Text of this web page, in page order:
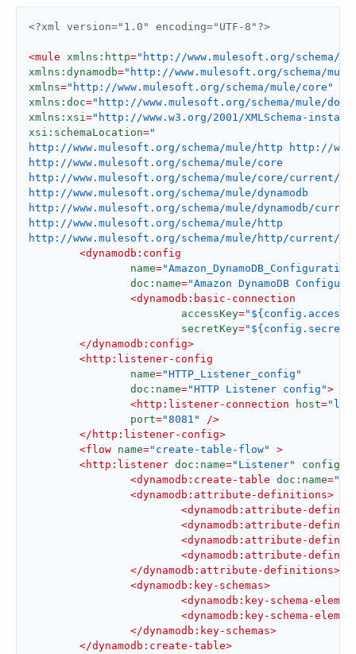
<?xml version="1.0" encoding="UTF-8"?>
<mule xmlns:http="http://www.mulesoft.org/schema/
xmlns:dynamodb="http://www.mulesoft.org/schema/mule/
xmlns="http://www.mulesoft.org/schema/mule/core"
xmlns:doc="http://www.mulesoft.org/schema/mule/
xmlns:xsi="http://www.w3.org/2001/XMLSchema-
xsi:schemaLocation="
http://www.mulesoft.org/schema/mule/http http://
http://www.mulesoft.org/schema/mule/core
http://www.mulesoft.org/schema/mule/core/current/
http://www.mulesoft.org/schema/mule/dynamodb
http://www.mulesoft.org/schema/mule/dynamodb/
http://www.mulesoft.org/schema/mule/http
http://www.mulesoft.org/schema/mule/http/current/
<dynamodb:config
name=
doc:name="Amazon DynamoDB
<dynamodb:basic-connection
accessKey=
secretKey=
</dynamodb:config>
<http:listener-config
name="HTTP_Listener_config"
doc:name="HTTP Listener config">
<http:listener-connection host=
port="8081"
/>
</ http:listener-config>
<flow name="create-table-flow"
>
<http:listener doc:name="Listener"
config-
<dynamodb:create-table doc:name=
<dynamodb:attribute-definitions>
<dynamodb:attribute-
<dynamodb:attribute-
<dynamodb:attribute-
<dynamodb:attribute-
</dynamodb:attribute-definitions>
<dynamodb:key-schemas>
<dynamodb:key-schema-
<dynamodb:key-schema-
</dynamodb:key-schemas>
</dynamodb:create-table>